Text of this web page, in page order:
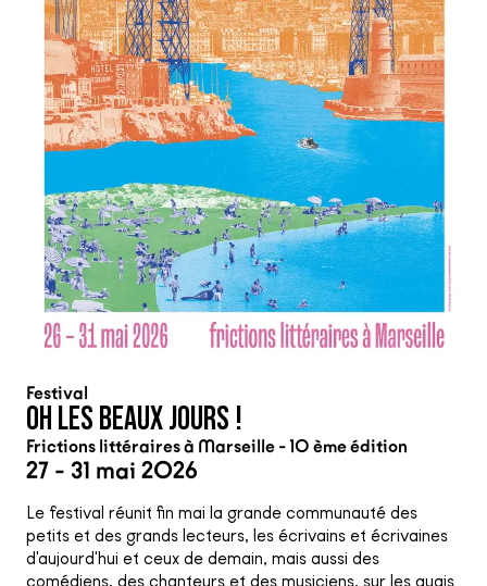
Festival
OH LES BEAUX JOURS !
Frictions littéraires à Marseille - 10 ème édition
27 - 31 mai 2026
Le festival réunit fin mai la grande communauté des
petits et des grands lecteurs, les écrivains et écrivaines
d'aujourd'hui et ceux de demain, mais aussi des
comédiens, des chanteurs et des musiciens, sur les quais